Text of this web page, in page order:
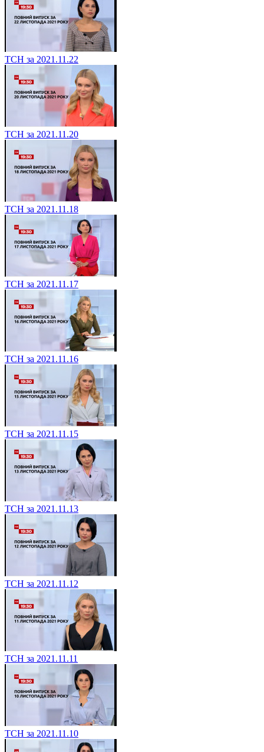
ТСН за 2021.11.22
ТСН за 2021.11.20
ТСН за 2021.11.18
ТСН за 2021.11.17
ТСН за 2021.11.16
ТСН за 2021.11.15
ТСН за 2021.11.13
ТСН за 2021.11.12
ТСН за 2021.11.11
ТСН за 2021.11.10